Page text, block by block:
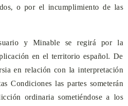
o por el incumplimiento de las
y Minable se regirá por la
en el territorio español. De
en relación con la interpretación
Condiciones las partes someterán
ordinaria sometiéndose a los